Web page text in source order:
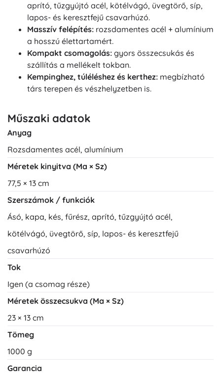
aprító, tűzgyújtó acél, kötélvágó, üvegtörő, síp,
lapos- és keresztfejű csavarhúzó.
Masszív felépítés: rozsdamentes acél + alumínium
a hosszú élettartamért.
Kompakt csomagolás: gyors összecsukás és
szállítás a mellékelt tokban.
Kempinghez, túléléshez és kerthez: megbízható
társ terepen és vészhelyzetben is.
Műszaki adatok
Anyag
Rozsdamentes acél, alumínium
Méretek kinyitva (Ma × Sz)
77,5 × 13 cm
Szerszámok / funkciók
Ásó, kapa, kés, fűrész, aprító, tűzgyújtó acél,
kötélvágó, üvegtörő, síp, lapos- és keresztfejű
csavarhúzó
Tok
Igen (a csomag része)
Méretek összecsukva (Ma × Sz)
23 × 13 cm
Tömeg
1000 g
Garancia